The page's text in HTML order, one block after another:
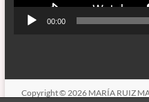
00:00
Copyright © 2026 MARÍA RUIZ